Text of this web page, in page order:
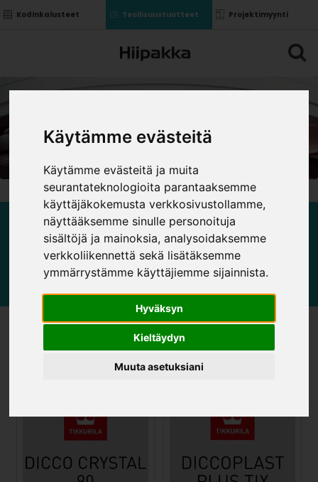
Käytämme evästeitä
Käytämme evästeitä ja muita
seurantateknologioita parantaaksemme
käyttäjäkokemusta verkkosivustollamme,
näyttääksemme sinulle personoituja
sisältöjä ja mainoksia, analysoidaksemme
verkkoliikennettä sekä lisätäksemme
ymmärrystämme käyttäjiemme sijainnista.
Hyväksyn
Kieltäydyn
Muuta asetuksiani
Kodinkalusteet Teollisuustuotteet Projektimyynti
MAALIT